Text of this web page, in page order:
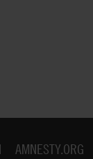
AMNESTY.ORG